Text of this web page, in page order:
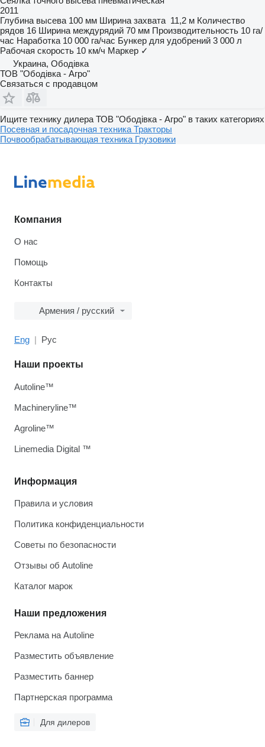
2011
Глубина высева 100 мм Ширина захвата 11,2 м Количество
рядов 16 Ширина междурядий 70 мм Производительность 10 га/
час Наработка 10 000 га/час Бункер для удобрений 3 000 л
Рабочая скорость 10 км/ч Маркер ✓
Украина, Ободівка
ТОВ "Ободівка - Агро"
Связаться с продавцом
Ищите технику дилера ТОВ "Ободівка - Агро" в таких категориях
Посевная и посадочная техника Тракторы
Почвообрабатывающая техника Грузовики
Компания
О нас
Помощь
Контакты
Армения / русский
Eng Рус
Информация
Правила и условия
Политика конфиденциальности
Советы по безопасности
Отзывы об Autoline
Каталог марок
Наши предложения
Реклама на Autoline
Разместить объявление
Разместить баннер
Партнерская программа
Для дилеров
Наши проекты
Autoline™
Machineryline™
Agroline™
Linemedia Digital ™